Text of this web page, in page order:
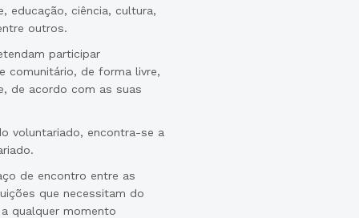
educação, ciência, cultura,
outros.
participar
comunitário, de forma livre,
de acordo com as suas
voluntariado, encontra-se a
de encontro entre as
que necessitam do
qualquer momento